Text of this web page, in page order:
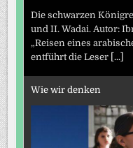
Die schwarzen
und II. Wadai. Autor:
„Reisen eines
entführt die Leser [...]
Wie wir denken